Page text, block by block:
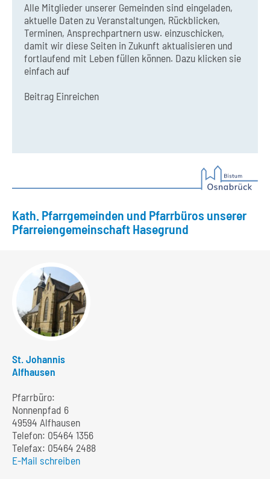
Alle Mitglieder unserer Gemeinden sind eingeladen,
aktuelle Daten zu Veranstaltungen, Rückblicken,
Terminen, Ansprechpartnern usw. einzuschicken,
damit wir diese Seiten in Zukunft aktualisieren und
fortlaufend mit Leben füllen können. Dazu klicken sie
einfach auf
Beitrag Einreichen
Kath. Pfarrgemeinden und Pfarrbüros unserer
Pfarreiengemeinschaft Hasegrund
St. Johannis
Alfhausen
Pfarrbüro:
Nonnenpfad 6
49594 Alfhausen
Telefon: 05464 1356
Telefax: 05464 2488
E-Mail schreiben